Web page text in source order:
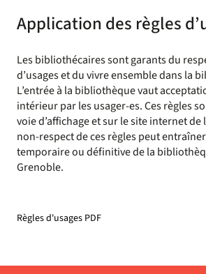
Application des règles
Les bibliothécaires sont garants du
d’usages et du vivre ensemble dans la
L’entrée à la bibliothèque vaut
intérieur par les usager-es. Ces règles
voie d’affichage et sur le site internet
non-respect de ces règles peut
temporaire ou définitive de la
Grenoble.
Règles d'usages PDF